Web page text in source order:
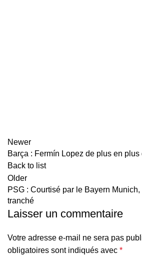
Newer
Barça : Fermín Lopez de plus en plus
Back to list
Older
PSG : Courtisé par le Bayern
tranché
Laisser un commentaire
Votre adresse e-mail ne sera pas
obligatoires sont indiqués avec *